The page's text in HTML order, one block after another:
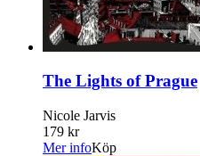
The Lights of Prague
Nicole Jarvis
179 kr
Mer infoKöp